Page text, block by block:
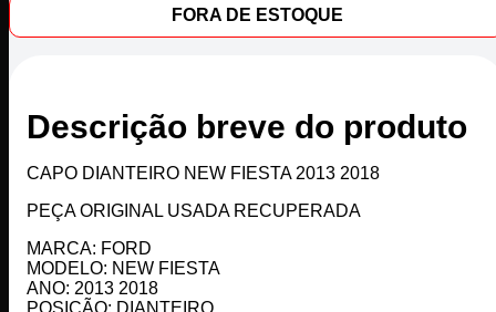
FORA DE ESTOQUE
Descrição breve do produto
CAPO DIANTEIRO NEW FIESTA 2013 2018
PEÇA ORIGINAL USADA RECUPERADA
MARCA: FORD
MODELO: NEW FIESTA
ANO: 2013 2018
POSIÇÃO: DIANTEIRO